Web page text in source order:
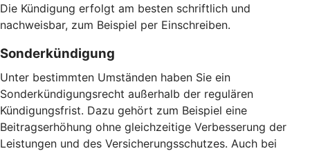
Die Kündigung erfolgt am besten schriftlich und
nachweisbar, zum Beispiel per Einschreiben.
Sonderkündigung
Unter bestimmten Umständen haben Sie ein
Sonderkündigungsrecht außerhalb der regulären
Kündigungsfrist. Dazu gehört zum Beispiel eine
Beitragserhöhung ohne gleichzeitige Verbesserung der
Leistungen und des Versicherungsschutzes. Auch bei